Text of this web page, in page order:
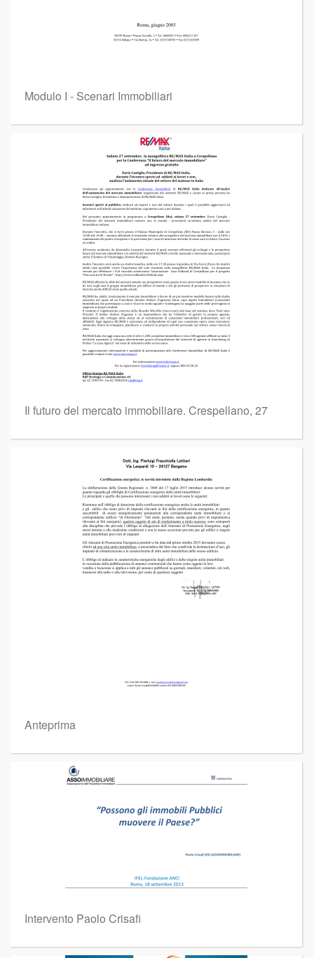
Modulo I - Scenari Immobiliari
Il futuro del mercato immobiliare. Crespellano, 27
Anteprima
Intervento Paolo Crisafi